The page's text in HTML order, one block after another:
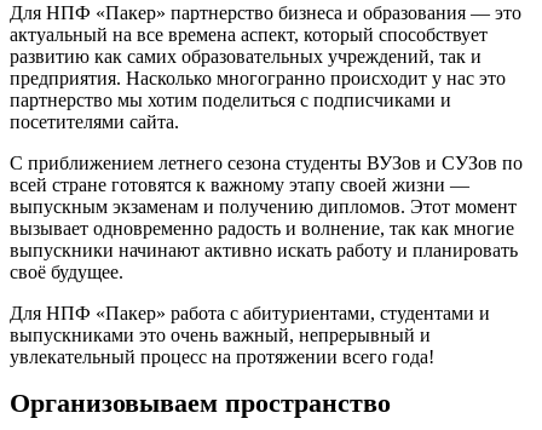
Для НПФ «Пакер» партнерство бизнеса и образования — это
актуальный на все времена аспект, который способствует
развитию как самих образовательных учреждений, так и
предприятия. Насколько многогранно происходит у нас это
партнерство мы хотим поделиться с подписчиками и
посетителями сайта.
С приближением летнего сезона студенты ВУЗов и СУЗов по
всей стране готовятся к важному этапу своей жизни —
выпускным экзаменам и получению дипломов. Этот момент
вызывает одновременно радость и волнение, так как многие
выпускники начинают активно искать работу и планировать
своё будущее.
Для НПФ «Пакер» работа с абитуриентами, студентами и
выпускниками это очень важный, непрерывный и
увлекательный процесс на протяжении всего года!
Организовываем пространство